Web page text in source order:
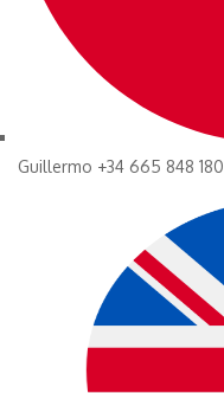
Guillermo +34 665 848 180